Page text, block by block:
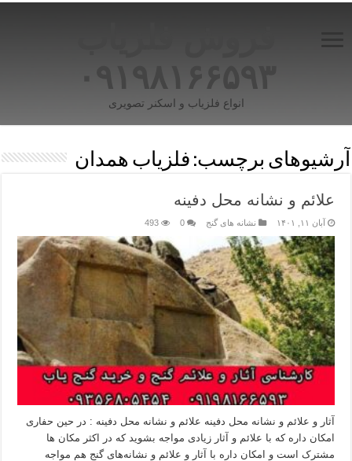
۰۹۱۹۸۱۶۶۵۹۳
انواع فلزیاب و اسکنر تصویری
آرشیوهای برچسب: فلزیاب همدان
علائم و نشانه‌ محل دفینه
آبان ۱۱, ۱۴۰۱ نشانه های گنج 0
493
آثار و علائم و نشانه‌ محل دفینه علائم و نشانه‌ محل دفینه : در حین حفاری
امکان داره که با علائم و آثار زیادی مواجه بشوید که در اکثر مکان ها
مشترک است و امکان داره با آثار و علائم و نشانه‌های گنج هم مواجه